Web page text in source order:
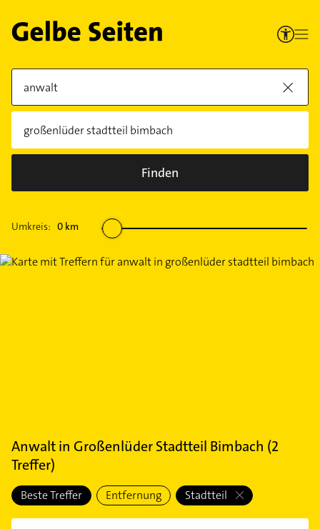
Finden
Umkreis: 0 km
Anwaltin Großenlüder Stadtteil Bimbach (2
Treffer)
Beste Treffer Entfernung Stadtteil